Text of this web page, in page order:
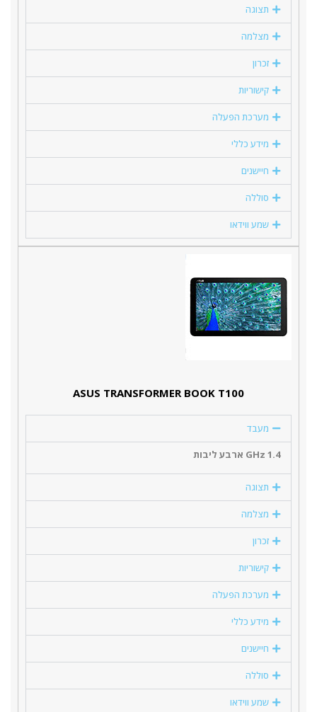
תצוגה
מצלמה
זכרון
קישוריות
מערכת הפעלה
מידע כללי
חיישנים
סוללה
שמע ווידאו
ASUS TRANSFORMER BOOK T100
מעבד
1.4 GHz ארבע ליבות
תצוגה
מצלמה
זכרון
קישוריות
מערכת הפעלה
מידע כללי
חיישנים
סוללה
שמע ווידאו